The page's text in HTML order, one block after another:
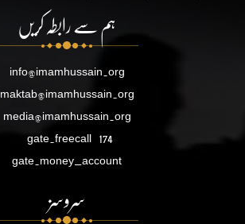
ہم سے رابطہ کریں
info@imamhussain.org
maktab@imamhussain.org
media@imamhussain.org
gate.freecall 174
gate.money_account
سروسز